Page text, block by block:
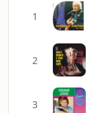
1
2
3